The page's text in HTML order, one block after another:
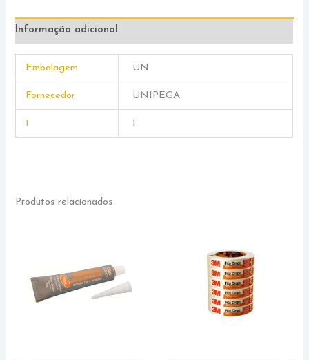
Informação adicional
Embalagem UN
Fornecedor UNIPEGA
1 1
Produtos relacionados